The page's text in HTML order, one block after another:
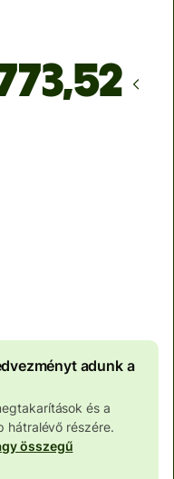
adunk a
és a
hátralévő részére.
összegű